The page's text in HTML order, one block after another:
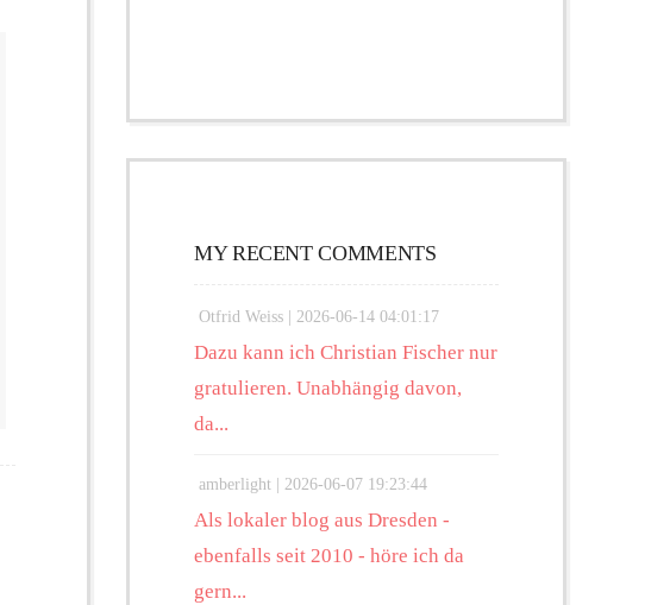
MY RECENT COMMENTS
Otfrid Weiss | 2026-06-14 04:01:17
Dazu kann ich Christian Fischer nur
gratulieren. Unabhängig davon,
da...
amberlight | 2026-06-07 19:23:44
Als lokaler blog aus Dresden -
ebenfalls seit 2010 - höre ich da
gern...